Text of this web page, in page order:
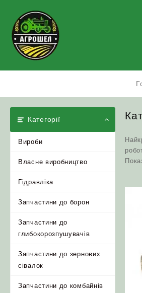
content
Категорії
Вироби
Власне виробництво
Гідравліка
Запчастини до борон
Запчастини до
глибокорозпушувачів
Запчастини до зернових
сівалок
Запчастини до комбайнів